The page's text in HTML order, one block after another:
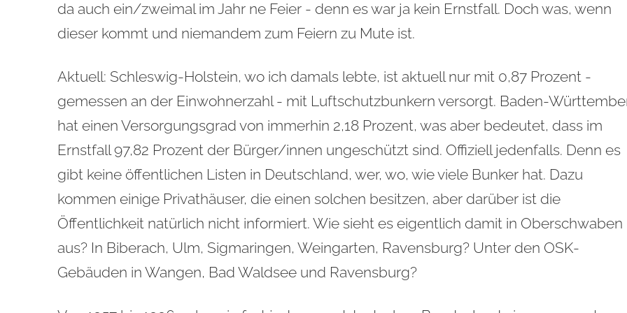
da auch ein/zweimal im Jahr ne Feier - denn es war ja kein Ernstfall. Doch was, wenn
dieser kommt und niemandem zum Feiern zu Mute ist.
Aktuell: Schleswig-Holstein, wo ich damals lebte, ist aktuell nur mit 0,87 Prozent -
gemessen an der Einwohnerzahl - mit Luftschutzbunkern versorgt. Baden-
hat einen Versorgungsgrad von immerhin 2,18 Prozent, was aber bedeutet, dass im
Ernstfall 97,82 Prozent der Bürger/innen ungeschützt sind. Offiziell jedenfalls. Denn es
gibt keine öffentlichen Listen in Deutschland, wer, wo, wie viele Bunker hat. Dazu
kommen einige Privathäuser, die einen solchen besitzen, aber darüber ist die
Öffentlichkeit natürlich nicht informiert. Wie sieht es eigentlich damit in Oberschwaben
aus? In Biberach, Ulm, Sigmaringen, Weingarten, Ravensburg? Unter den OSK-
Gebäuden in Wangen, Bad Waldsee und Ravensburg?